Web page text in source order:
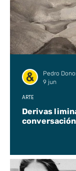
Derivas
ARTE
Pedro
9 jun